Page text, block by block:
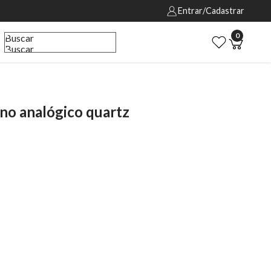
Entrar/Cadastrar
Buscar
Buscar
0
analógico quartz